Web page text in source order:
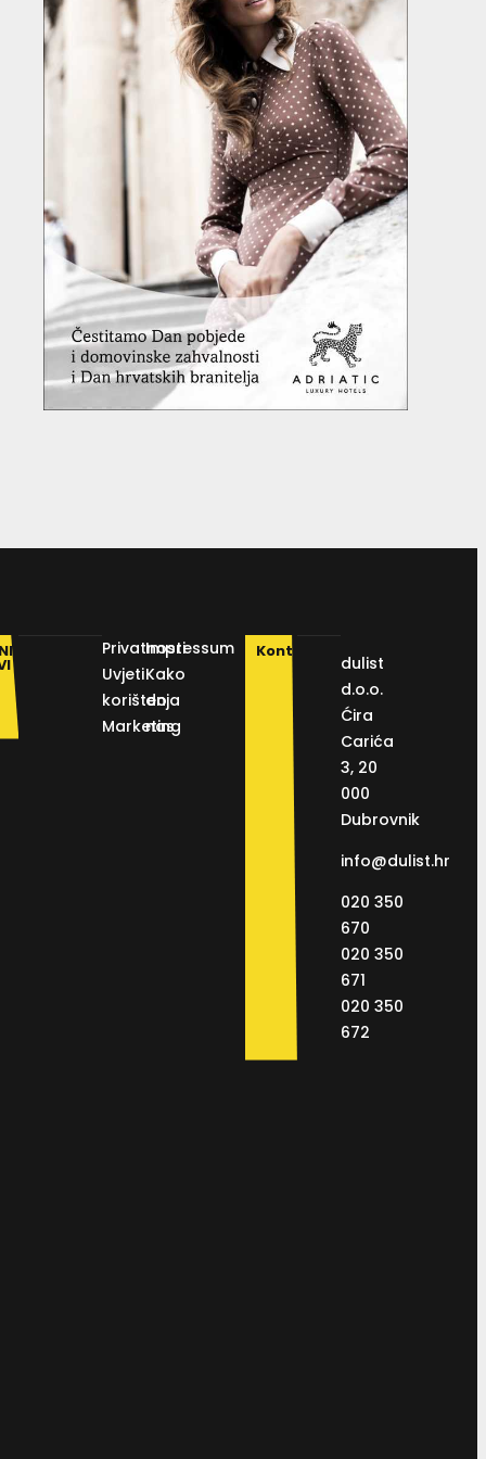
Privatnosti
Uvjeti
korištenja
Marketing
Impressum
Kako
do
nas
Kontakt
dulist
d.o.o.
Ćira
Carića
3, 20
000
Dubrovnik
info@dulist.hr
020 350
670
020 350
671
020 350
672